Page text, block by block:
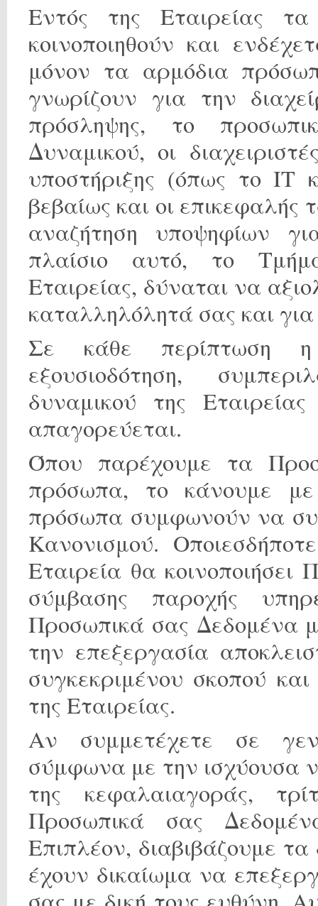
Εντός της Εταιρείας
κοινοποιηθούν και
μόνον τα αρμόδια
γνωρίζουν για την
πρόσληψης, το
Δυναμικού, οι
υποστήριξης (όπως το ΙΤ
βεβαίως και οι
αναζήτηση υποψηφίων
πλαίσιο αυτό, το
Εταιρείας, δύναται να
καταλληλόλητά σας και
Σε κάθε περίπτωση
εξουσιοδότηση,
δυναμικού της
απαγορεύεται.
Όπου παρέχουμε τα
πρόσωπα, το κάνουμε
πρόσωπα συμφωνούν να
Κανονισμού.
Εταιρεία θα
σύμβασης παροχής
Προσωπικά σας Δεδομένα
την επεξεργασία
συγκεκριμένου σκοπού
της Εταιρείας.
Αν συμμετέχετε σε
σύμφωνα με την ισχύουσα
της κεφαλαιαγοράς,
Προσωπικά σας
Επιπλέον, διαβιβάζουμε
έχουν δικαίωμα να